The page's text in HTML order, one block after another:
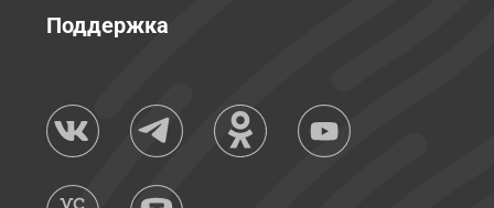
Поддержка